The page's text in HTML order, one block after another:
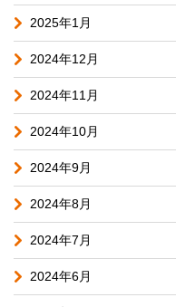
2025年1月
2024年12月
2024年11月
2024年10月
2024年9月
2024年8月
2024年7月
2024年6月